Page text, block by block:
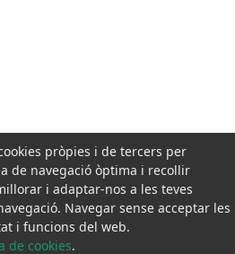
pròpies i de tercers per
de navegació òptima i recollir
i adaptar-nos a les teves
Navegar sense acceptar les
i funcions del web.
de cookies.